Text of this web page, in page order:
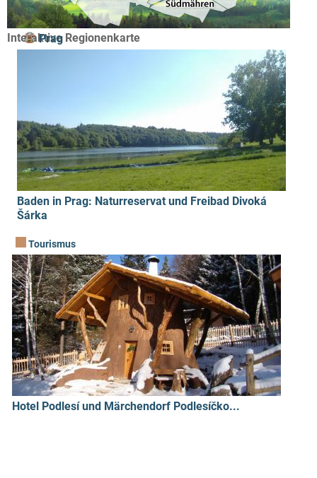
Interaktive Regionenkarte
Prag
Baden in Prag: Naturreservat und Freibad Divoká
Šárka
Tourismus
Hotel Podlesí und Märchendorf Podlesíčko...